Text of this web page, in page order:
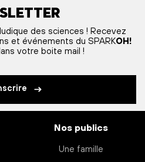
des sciences ! Recevez
et événements du SPARKOH!
votre boite mail !
Nos publics
Une famille